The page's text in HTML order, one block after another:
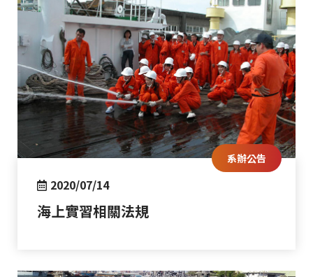
系辦公告
2020/07/14
海上實習相關法規